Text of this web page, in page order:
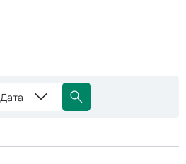
Дата